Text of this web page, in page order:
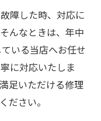
障した時、対応に
んなときは、年中
いる当店へお任せ
に対応いたしま
足いただける修理
ださい。